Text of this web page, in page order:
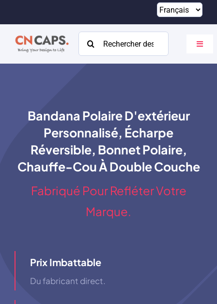
contenu
Rechercher:
Catalogue
À propos
Ressources
Contact
Bandana Polaire D'extérieur
Personnalisé, Écharpe
Réversible, Bonnet Polaire,
Chauffe-Cou À Double Couche
Fabriqué Pour Refléter Votre
Marque.
Prix ​​imbattable
Du fabricant direct.